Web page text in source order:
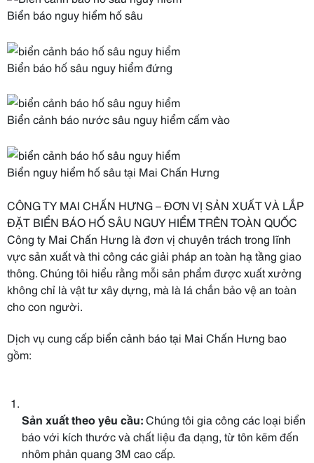
Biển báo nguy hiểm hố sâu
Biển báo hố sâu nguy hiểm đứng
Biển cảnh báo nước sâu nguy hiểm cấm vào
Biển nguy hiểm hố sâu tại Mai Chấn Hưng
CÔNG TY MAI CHẤN HƯNG – ĐƠN VỊ SẢN XUẤT VÀ LẮP
ĐẶT BIỂN BÁO HỐ SÂU NGUY HIỂM TRÊN TOÀN QUỐC
Công ty Mai Chấn Hưng là đơn vị chuyên trách trong lĩnh
vực sản xuất và thi công các giải pháp an toàn hạ tầng giao
thông. Chúng tôi hiểu rằng mỗi sản phẩm được xuất xưởng
không chỉ là vật tư xây dựng, mà là lá chắn bảo vệ an toàn
cho con người.
Dịch vụ cung cấp biển cảnh báo tại Mai Chấn Hưng bao
gồm:
Sản xuất theo yêu cầu:Chúng tôi gia công các loại biển
báo với kích thước và chất liệu đa dạng, từ tôn kẽm đến
nhôm phản quang 3M cao cấp.